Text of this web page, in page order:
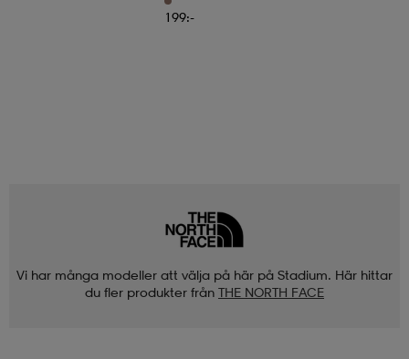
199:-
Vi har många modeller att välja på här på Stadium. Här hittar
du fler produkter från THE NORTH FACE